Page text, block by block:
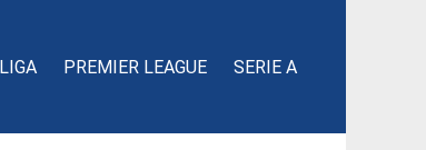
PREMIER LEAGUE SERIE A